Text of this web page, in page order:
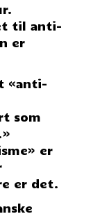
til anti-
er
«anti-
som
er
er det.